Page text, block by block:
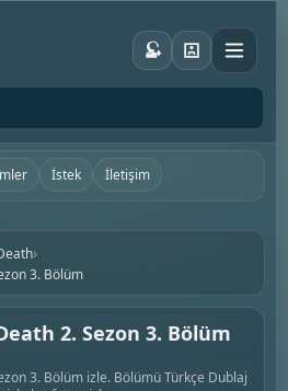
İstek İletişim
›
3. Bölüm
2. Sezon 3. Bölüm
3. Bölüm izle. Bölümü Türkçe Dublaj